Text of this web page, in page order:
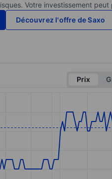
Votre investissement peut
Découvrez l'offre de Saxo
Prix